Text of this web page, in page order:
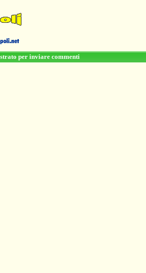
per inviare commenti